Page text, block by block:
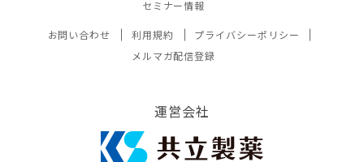
セミナー情報
お問い合わせ 利用規約
プライバシーポリシー
メルマガ配信登録
運営会社